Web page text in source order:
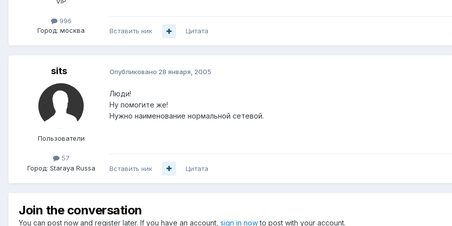
996
Город: москва Вставить ник Цитата
sits
Пользователи
57
Город: Staraya Russa
Опубликовано 28 января, 2005
Люди!
Ну помогите же!
Нужнo наименование нормальной сетевой.
Вставить ник Цитата
Join the conversation
You can post now and register later. If you have an account, sign in nowto post with your account.